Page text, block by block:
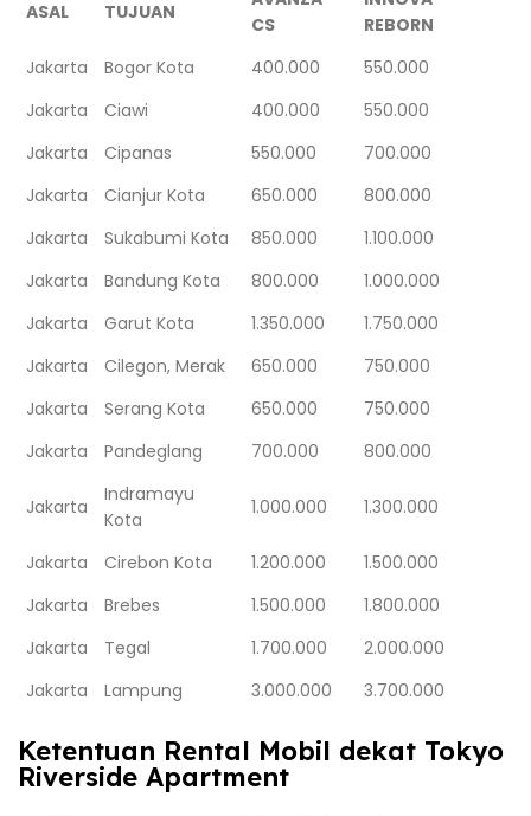
ASAL TUJUAN
CS
REBORN
Jakarta
Bogor Kota 400.000
550.000
Jakarta
Ciawi 400.000
550.000
Jakarta
Cipanas 550.000
700.000
Jakarta
Cianjur Kota 650.000
800.000
Jakarta
Sukabumi Kota 850.000
1.100.000
Jakarta
Bandung Kota 800.000
1.000.000
Jakarta
Garut Kota 1.350.000
1.750.000
Jakarta
Cilegon, Merak 650.000
750.000
Jakarta
Serang Kota 650.000
750.000
Jakarta
Pandeglang 700.000 800.000
Jakarta
Indramayu
Kota
1.000.000 1.300.000
Jakarta Cirebon Kota 1.200.000
1.500.000
Jakarta
Brebes 1.500.000
1.800.000
Jakarta
Tegal 1.700.000
2.000.000
Jakarta
Lampung 3.000.000 3.700.000
Ketentuan Rental Mobil dekat Tokyo
Riverside Apartment